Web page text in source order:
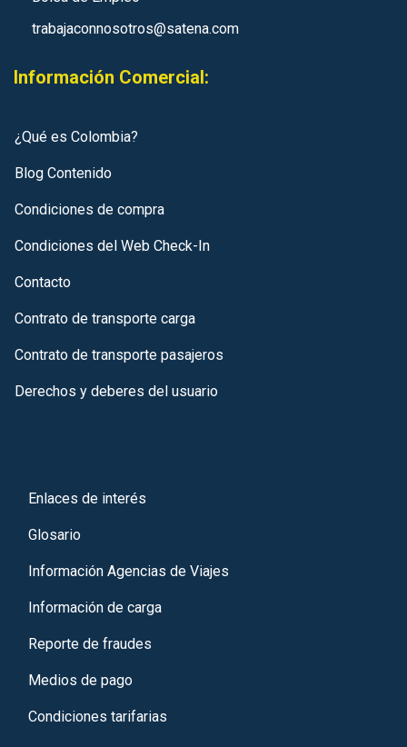
trabajaconnosotros@satena.com
Información Comercial:
¿Qué es Colombia?
Blog Contenido
Condiciones de compra
Condiciones del Web Check-In
Contacto
Contrato de transporte carga
Contrato de transporte pasajeros
Derechos y deberes del usuario
Enlaces de interés
Glosario
Información Agencias de Viajes
Información de carga
Reporte de fraudes
Medios de pago
Condiciones tarifarias